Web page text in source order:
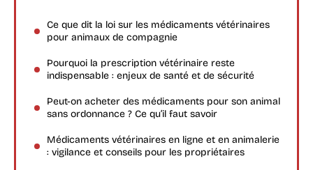
Ce que dit la loi sur les médicaments vétérinaires
pour animaux de compagnie
Pourquoi la prescription vétérinaire reste
indispensable : enjeux de santé et de sécurité
Peut-on acheter des médicaments pour son animal
sans ordonnance ? Ce qu’il faut savoir
Médicaments vétérinaires en ligne et en animalerie
: vigilance et conseils pour les propriétaires